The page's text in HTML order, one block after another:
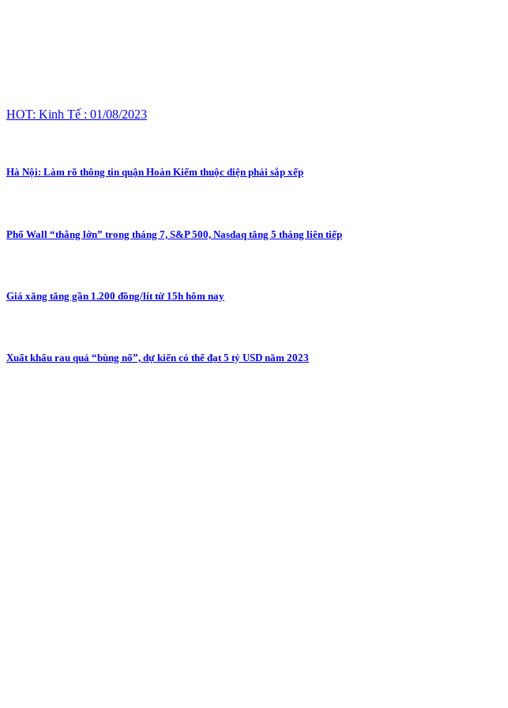
HOT: Kinh Tế : 01/08/2023
Hà Nội: Làm rõ thông tin quận Hoàn Kiếm thuộc diện phải sắp xếp
Phố Wall “thắng lớn” trong tháng 7, S&P 500, Nasdaq tăng 5 tháng liên tiếp
Giá xăng tăng gần 1.200 đồng/lít từ 15h hôm nay
Xuất khẩu rau quả “bùng nổ”, dự kiến có thể đạt 5 tỷ USD năm 2023